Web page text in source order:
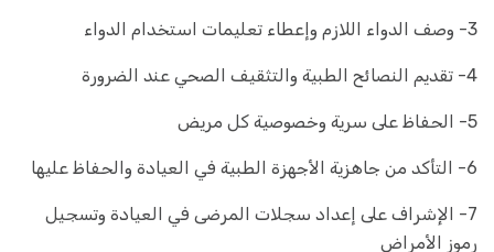
3- وصف الدواء اللازم وإعطاء تعليمات استخدام الدواء
4- تقديم النصائح الطبية والتثقيف الصحي عند الضرورة
5- الحفاظ على سرية وخصوصية كل مريض
6- التأكد من جاهزية الأجهزة الطبية في العيادة والحفاظ عليها
7- الإشراف على إعداد سجلات المرضى في العيادة وتسجيل
رموز الأمراض